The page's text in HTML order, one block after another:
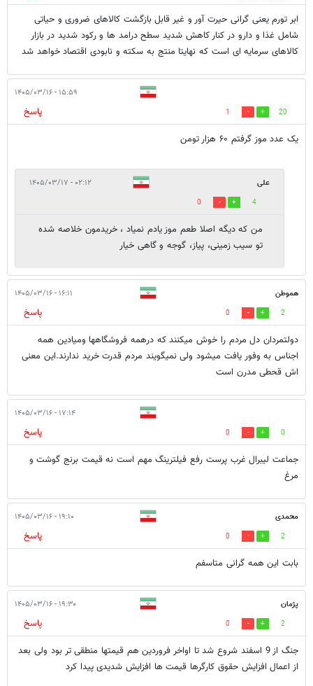
ابر تورم یعنی گرانی حیرت آور و غیر قابل بازگشت کالاهای ضروری و حیاتی
شامل غذا و دارو در کنار کاهش شدید سطح درامد ها و رکود شدید در بازار
کالاهای سرمایه ای است که نهایتا منتج به سکته و نابودی اقتصاد خواهد شد
۱۵:۵۹ - ۱۴۰۵/۰۳/۱۶
20
1
پاسخ
یک عدد موز گرفتم ۶۰ هزار تومن
علی ۰۲:۱۲ - ۱۴۰۵/۰۳/۱۷
4
0
من که دیگه اصلا طعم موز یادم نمیاد ، خریدمون خلاصه شده
تو سیب زمینی، پیاز، گوجه و گاهی خیار
هموطن ۱۶:۱۱ - ۱۴۰۵/۰۳/۱۶
2
0
پاسخ
دولتمردان دل مردم را خوش میکنند که درهمه فروشگاهها ومیادین همه
اجناس به وفور یافت میشود ولی نمیگویند مردم قدرت خرید ندارند.این معنی
اش قحطی مدرن است
۱۷:۱۴ - ۱۴۰۵/۰۳/۱۶
0
0
پاسخ
جماعت لیبرال غرب پرست رفع فیلترینگ مهم است نه قیمت برنج گوشت‌ و
مرغ
محمدی ۱۹:۱۰ - ۱۴۰۵/۰۳/۱۶
2
0
پاسخ
بابت این همه گرانی متاسفم
پژمان ۱۹:۳۰ - ۱۴۰۵/۰۳/۱۶
2
0
پاسخ
جنگ از 9 اسفند شروع شد تا اواخر فروردین هم قیمتها منطقی تر بود ولی بعد
از اعمال افزایش حقوق کارگرها قیمت ها افزایش شدیدی پیدا کرد